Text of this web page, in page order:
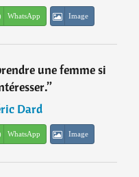
WhatsApp Image
une femme si
”
Dard
WhatsApp Image